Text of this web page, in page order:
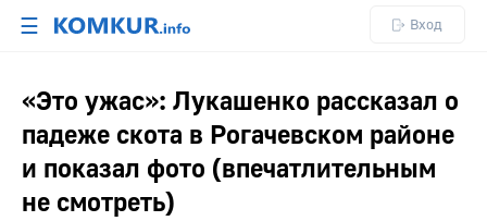
☰ Вход
«Это ужас»: Лукашенко рассказал о
падеже скота в Рогачевском районе
и показал фото (впечатлительным
не смотреть)